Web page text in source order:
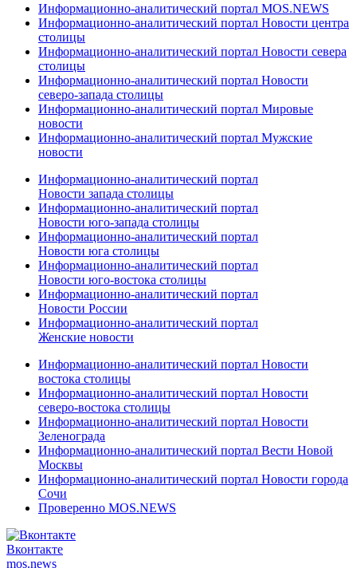
Информационно-аналитический портал MOS.NEWS
Информационно-аналитический портал Новости центра
столицы
Информационно-аналитический портал Новости севера
столицы
Информационно-аналитический портал Новости
северо-запада столицы
Информационно-аналитический портал Мировые
новости
Информационно-аналитический портал Мужские
новости
Информационно-аналитический портал
Новости запада столицы
Информационно-аналитический портал
Новости юго-запада столицы
Информационно-аналитический портал
Новости юга столицы
Информационно-аналитический портал
Новости юго-востока столицы
Информационно-аналитический портал
Новости России
Информационно-аналитический портал
Женские новости
Информационно-аналитический портал Новости
востока столицы
Информационно-аналитический портал Новости
северо-востока столицы
Информационно-аналитический портал Новости
Зеленограда
Информационно-аналитический портал Вести Новой
Москвы
Информационно-аналитический портал Новости города
Сочи
Проверенно MOS.NEWS
Вконтакте
mos.news